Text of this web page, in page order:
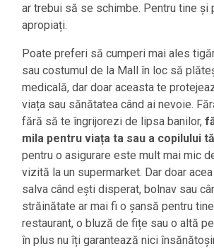
ar trebui să se schimbe. Pentru tine și
apropiați.
Poate preferi să cumperi mai ales
sau costumul de la Mall în loc să
medicală, dar doar aceasta te
viața sau sănătatea când ai nevoie.
fără să te îngrijorezi de lipsa banilor,
mila pentru viața ta sau a copilului
pentru o asigurare este mult mai mic
vizită la un supermarket. Dar doar
salva când ești disperat, bolnav sau
străinătate ar mai fi o șansă pentru
restaurant, o bluză de fițe sau o altă
în plus nu îți garantează nici